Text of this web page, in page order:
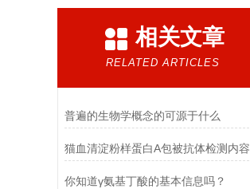
相关文章
RELATED ARTICLES
普遍的生物学概念的可源于什么
猫血清淀粉样蛋白A包被抗体检测内容
你知道γ氨基丁酸的基本信息吗？